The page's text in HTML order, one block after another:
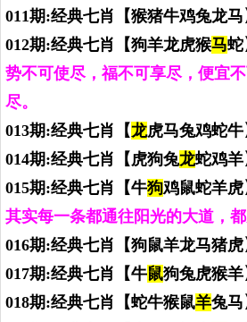
011期:经典七肖【猴猪牛鸡兔龙马
012期:经典七肖【狗羊龙虎猴马蛇
势不可使尽，福不可享尽，便宜
尽。
013期:经典七肖【龙虎马兔鸡蛇牛
014期:经典七肖【虎狗兔龙蛇鸡羊
015期:经典七肖【牛狗鸡鼠蛇羊虎
其实每一条都通往阳光的大道，都
016期:经典七肖【狗鼠羊龙马猪虎
017期:经典七肖【牛鼠狗兔虎猴羊
018期:经典七肖【蛇牛猴鼠羊兔马